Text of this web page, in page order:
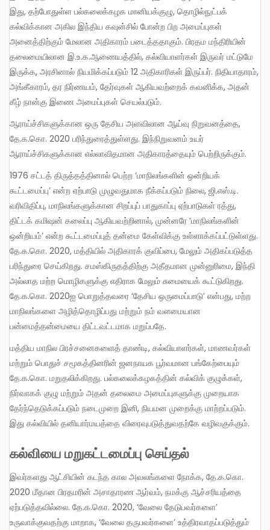
இது, தற்போதுள்ள பல்கலைக்கழக மானியக்குழு, தொழில்நுட்பக்
கல்விக்கான அகில இந்திய கவுன்சில் போன்ற பிற அமைப்புகள்
அனைத்திற்கும் மேலான அதிகாரம் படைத்ததாகும். பிரதம மந்திரியின்
தலைமையிலான இ.உ.க.ஆணையத்தில், கல்வியாளர்கள் இருவர் மட்டுமே
இருக்க, அரசினால் நியமிக்கப்படும் 12 அதிகாரிகள் இருப்பர். நிதியாதாரம்,
அங்கீகாரம், தர நிர்ணயம், தேர்வுகள் ஆகியவற்றைக் கவனிக்க, அதன்
கீழ் நான்கு இணை அமைப்புகள் செயல்படும்.
ஆராய்ச்சிகளுக்கான ஒரு தேசிய அளவிலான ஆய்வு நிறுவனத்தை,
தே.க.கொ. 2020 பரிந்துரைத்துள்ளது. இந்நிறுவனம் உயர்
ஆராய்ச்சிகளுக்கான எல்லாவிதமான அதிகாரத்தையும் பெற்றிருக்கும்.
1976 சட்டத் திருத்தத்தினால் பெற்ற ‘மாநிலங்களின் ஒன்றியக்
கூட்டமைப்பு’ என்ற ஏற்பாடு முழுவதுமாக நீக்கப்படும் நிலை, ஜி.எஸ்.டி.
வரிவிதிப்பு, மாநிலங்களுக்கான சிறப்புப் பாதுகாப்பு ஏற்பாடுகள் ரத்து,
திட்டக் கமிஷன் கலைப்பு ஆகியவற்றினால், முன்னரே ‘மாநிலங்களின்
ஒன்றியம்’ என்ற கூட்டமைப்புத் தன்மை கேள்விக்கு உள்ளாக்கப்பட்டுள்ளது.
தே.க.கொ. 2020, மத்தியில் அதிகாரக் குவிப்பை, மேலும் அதிகப்படுத்த
பரிந்துரை செய்கிறது. சமஸ்கிருதத்திற்கு அதீதமான முன்னுரிமை, இந்தி
அல்லாத மற்ற மொழிகளுக்கு எதிராக மேலும் சுமையைக் கூட்டுகிறது.
தே.க.கொ. 2020ஐ பொறுத்தவரை ‘தேசிய ஒருமைப்பாடு’ என்பது, மற்ற
மாநிலங்களை அழித்தொழிப்பது மற்றும் நம் வளமையான
பன்மைத்தன்மையை திட்டவட்டமாக மறுப்பதே.
மத்திய மாநில பிரச்சனைகளைத் தாண்டி, கல்வியாளர்கள், மாணவர்கள்
மற்றும் பொதுச் சமூகத்தினரின் ஜனநாயக பூர்வமான பங்கேற்பையும்
தே.க.கொ. மறுதலிக்கிறது. பல்கலைக்கழகத்தின் கல்விக் குழுக்கள்,
நிர்வாகக் குழு மற்றும் அதன் தலைமை அமைப்புகளுக்கு முறையாக
தேர்ந்தெடுக்கப்படும் நடைமுறை இனி, நியமன முறைக்கு மாற்றப்படும்.
இது கல்வியில் தனியார்மயத்தை விரைவுபடுத்துவதற்கே வழிவகுக்கும்.
கல்வியை மறுகட்டமைப்பு செய்தல்
இவர்களது ஆட்சியின் கடந்த கால அவலங்களை நோக்க, தே.க.கொ.
2020 மீதான பிரதமரின் அசாதாரண ஆர்வம், நமக்கு ஆச்சரியத்தை
ஏற்படுத்தவில்லை. தே.க.கொ. 2020, ‘வேலை தேடுபவர்களை’
உருவாக்குவதற்கு மாறாக, ‘வேலை தருபவர்களை’ உத்திரவாதப்படுத்தும்